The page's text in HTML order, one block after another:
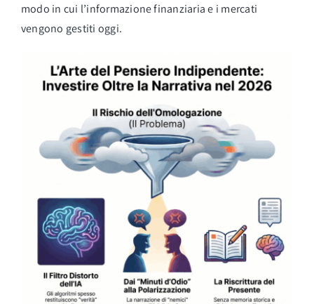
modo in cui l’informazione finanziaria e i mercati
vengono gestiti oggi.